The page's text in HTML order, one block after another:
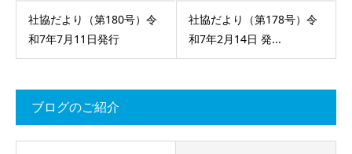
社協だより（第180号）令
和7年7月11日発行
社協だより（第178号）令
和7年2月14日 発...
ブログのご紹介